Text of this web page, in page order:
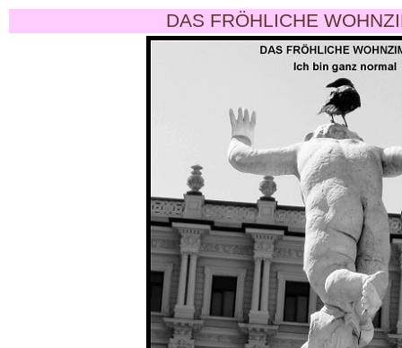
DAS FRÖHLICHE